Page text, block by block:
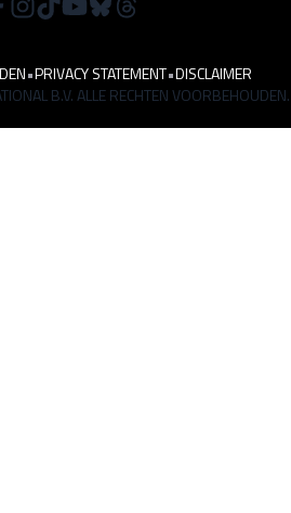
•PRIVACY STATEMENT•DISCLAIMER
B.V. ALLE RECHTEN VOORBEHOUDEN.